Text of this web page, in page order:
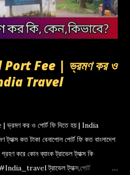
Fee | ভ্রমণ কর ও
India Travel
কর ও পোর্ট ফি দিতে হয় | India
কত টাকা বেনাপোল পোর্ট ফি কত বাংলাদেশ
করে কোন ব্যাংক ট্রাভেল ট্যাক্স কি
ট্রাভেল ট্যাক্স,পোর্ট